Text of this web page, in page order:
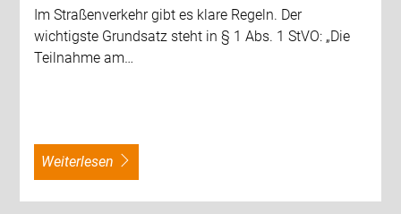
Im Straßenverkehr gibt es klare Regeln. Der
wichtigste Grundsatz steht in § 1 Abs. 1 StVO: „Die
Teilnahme am…
weiterlesen